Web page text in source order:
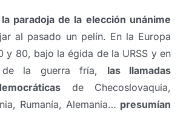
la paradoja de la elección unánime
al pasado un pelín. En la Europa
y 80, bajo la égida de la URSS y en
de la guerra fría, las llamadas
de Checoslovaquia,
Rumanía, Alemania… presumían